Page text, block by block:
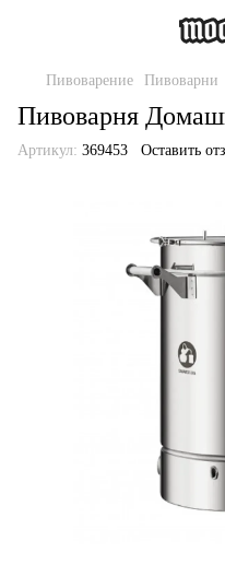
Пивоварение Пивоварни
Пивоварня
Артикул: 369453 Оставить